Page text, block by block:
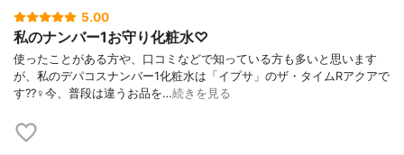
5.00
私のナンバー1お守り化粧水♡
使ったことがある方や、口コミなどで知っている方も多いと思います
が、私のデパコスナンバー1化粧水は「イプサ」のザ・タイムRアクアで
す??‍♀️今、普段は違うお品を…続きを見る